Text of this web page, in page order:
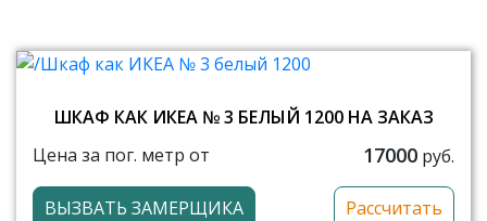
ШКАФ КАК ИКЕА № 3 БЕЛЫЙ 1200 НА ЗАКАЗ
Цена за пог. метр от
17000 руб.
ВЫЗВАТЬ ЗАМЕРЩИКА Рассчитать